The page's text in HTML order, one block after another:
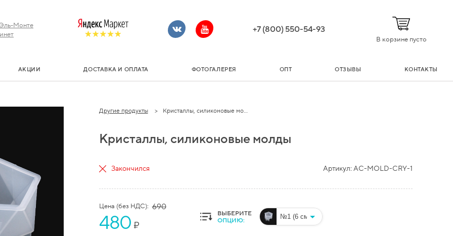
Монте
+7 (800) 550-54-93
В корзине пусто
АКЦИИ ДОСТАВКА И ОПЛАТА ФОТОГАЛЕРЕЯ ОПТ ОТЗЫВЫ КОНТАКТЫ
Другие продукты Кристаллы, силиконовые мо...
Кристаллы, силиконовые молды
Закончился Артикул: AC-MOLD-CRY-1
Цена (без НДС): 690
480 ₽
ВЫБЕРИТЕ
ОПЦИЮ: